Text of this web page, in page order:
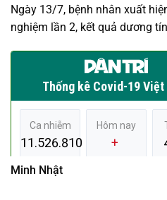
Ngày 13/7, bệnh nhân xuất
nghiệm lần 2, kết quả dương
Minh Nhật